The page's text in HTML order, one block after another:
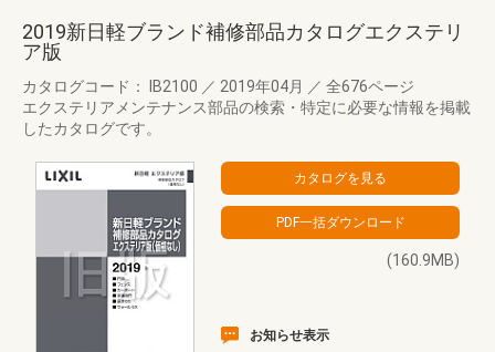
2019新日軽ブランド補修部品カタログエクステリ
ア版
カタログコード： IB2100 ／ 2019年04月 ／ 全676ページ
エクステリアメンテナンス部品の検索・特定に必要な情報を掲載
したカタログです。
(160.9MB)
お知らせ表示